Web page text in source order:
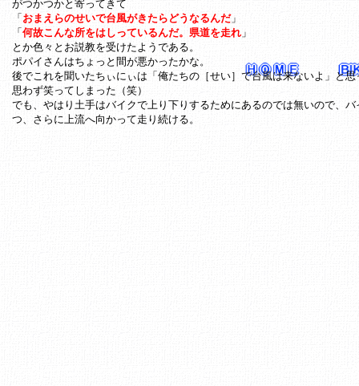
がつかつかと寄ってきて
「 おまえらのせいで台風がきたらどうなるんだ」
「 何故こんな所をはしっているんだ。県道を走れ 」
とか色々とお説教を受けたようである。
ポパイさんはちょっと間が悪かったかな。
後でこれを聞いたちぃにぃは「俺たちの［せい］で台風は来ないよ」と
思わず笑ってしまった（笑）
でも、やはり土手はバイクで上り下りするためにあるのでは無いので、
つ、さらに上流へ向かって走り続ける。